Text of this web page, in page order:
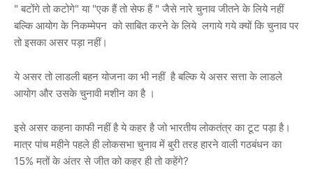
" बटोंगे तो कटोगे" या "एक हैं तो सेफ हैं " जैसे नारे चुनाव जीतने के लिये नहीं
बल्कि आयोग के निकम्मेपन को साबित करने के लिये लगाये गये क्यों कि चुनाव पर
तो इसका असर पड़ा नहीं।
ये असर तो लाडली बहन योजना का भी नहीं है बल्कि ये असर सत्ता के लाडले
आयोग और उसके चुनावी मशीन का है ।
इसे असर कहना काफी नहीं है ये कहर है जो भारतीय लोकतंत्र का टूट पड़ा है।
मात्र पांच महीने पहले ही लोकसभा चुनाव में बुरी तरह हारने वाली गठबंधन का
15% मतों के अंतर से जीत को कहर ही तो कहेंगे?